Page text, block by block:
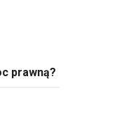
prawną?